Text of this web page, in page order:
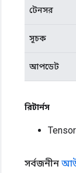
টেনসর
সূচক
আপডেট
রিটার্নস
সর্বজনীন